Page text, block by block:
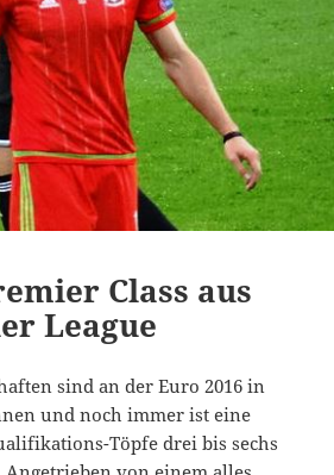
Class aus
League
sind an der Euro 2016 in
und noch immer ist eine
Töpfe drei bis sechs